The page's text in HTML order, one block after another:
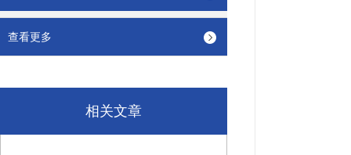
查看更多
相关文章